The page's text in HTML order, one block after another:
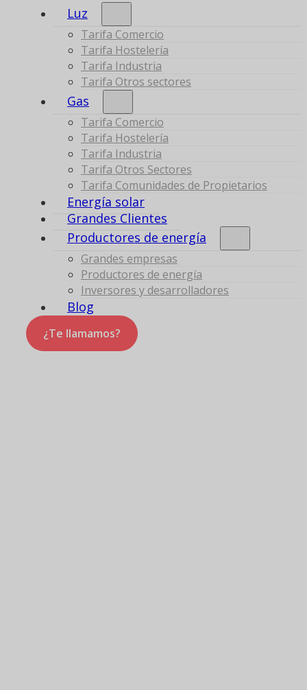
Luz
Tarifa Comercio
Tarifa Hostelería
Tarifa Industria
Tarifa Otros sectores
Gas
Tarifa Comercio
Tarifa Hostelería
Tarifa Industria
Tarifa Otros Sectores
Tarifa Comunidades de Propietarios
Energía solar
Grandes Clientes
Productores de energía
Grandes empresas
Productores de energía
Inversores y desarrolladores
Blog
¿Te llamamos?